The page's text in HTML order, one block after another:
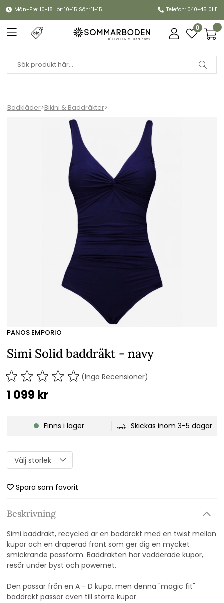
Mån-Fre: 10-18 Lör: 10-15 Sön: 11-15 Telefon: 040-45 01 11
0
Badkläder>Bikini & Baddräkter>
Simi Solid baddräkt - navy
PANOS EMPORIO
Simi Solid baddräkt - navy
(Inga Recensioner)
1 099 kr
Finns i lager Skickas inom 3-5 dagar
Spara som favorit
Beskrivning
Simi baddräkt, recycled är en baddräkt med en twist mellan
kupor och en draperad front som ger dig en mycket
smickrande passform. Baddräkten har vadderade kupor,
resår under byst och powernet.
Den passar från en A - D kupa, men denna "magic fit"
baddräkt passar även till större kupor.